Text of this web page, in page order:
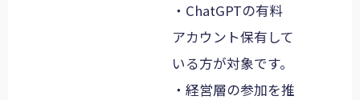
・ChatGPTの有料
アカウント保有して
いる方が対象です。
・経営層の参加を推